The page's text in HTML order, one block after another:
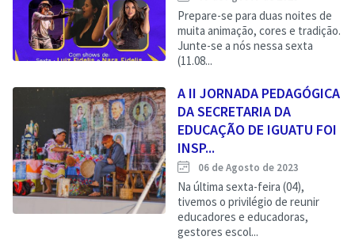
Prepare-se para duas noites de
muita animação, cores e tradição.
Junte-se a nós nessa sexta
(11.08...
A II JORNADA PEDAGÓGICA
DA SECRETARIA DA
EDUCAÇÃO DE IGUATU FOI
INSP...
06 de Agosto de 2023
Na última sexta-feira (04),
tivemos o privilégio de reunir
educadores e educadoras,
gestores escol...